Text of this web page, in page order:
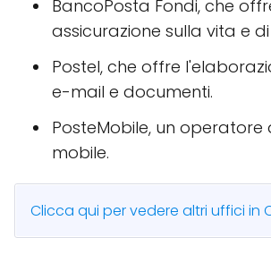
BancoPosta Fondi, che
assicurazione sulla vita e
Postel, che offre
e-mail e documenti.
PosteMobile, un operatore
mobile.
Clicca qui per vedere altri uffici in